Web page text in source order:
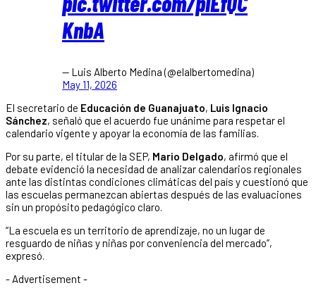
KnbA
— Luis Alberto Medina (@elalbertomedina)
May 11, 2026
El secretario de Educación de Guanajuato, Luis Ignacio
Sánchez, señaló que el acuerdo fue unánime para respetar el
calendario vigente y apoyar la economía de las familias.
Por su parte, el titular de la SEP, Mario Delgado, afirmó que el
debate evidenció la necesidad de analizar calendarios regionales
ante las distintas condiciones climáticas del país y cuestionó que
las escuelas permanezcan abiertas después de las evaluaciones
sin un propósito pedagógico claro.
“La escuela es un territorio de aprendizaje, no un lugar de
resguardo de niñas y niñas por conveniencia del mercado”,
expresó.
- Advertisement -